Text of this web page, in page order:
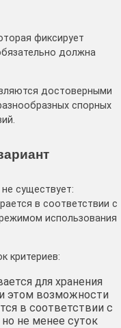
фиксирует
должна
достоверными
спорных
существует:
в соответствии с
использования
критериев:
для хранения
этом возможности
в соответствии с
не менее суток